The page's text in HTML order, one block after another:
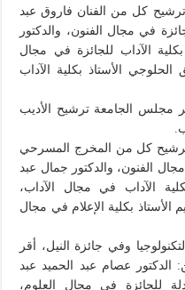
كل من الفنان فاروق عبد
في مجال الفنون، والدكتور
الآداب للجائزة في مجال
الأستاذ بكلية الآداب
مجلس الجامعة ترشيح الأديب
ترشيح كل من المخرج المسرحي
الفنون، والدكتور جمال عبد
الآداب في مجال الآداب،
الأستاذ بكلية الإعلام في مجال
وفي جائزة النيل، أقر
عصام عبد الحميد عبد
للجائزة في مجال العلوم،